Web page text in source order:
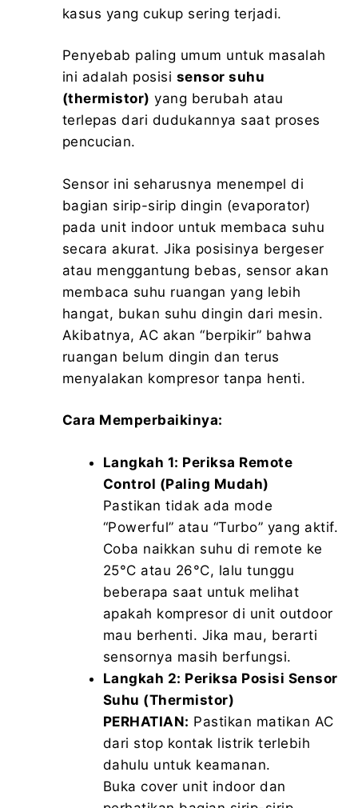
kasus yang cukup sering terjadi.
Penyebab paling umum untuk masalah
ini adalah posisi sensor suhu
(thermistor) yang berubah atau
terlepas dari dudukannya saat proses
pencucian.
Sensor ini seharusnya menempel di
bagian sirip-sirip dingin (evaporator)
pada unit indoor untuk membaca suhu
secara akurat. Jika posisinya bergeser
atau menggantung bebas, sensor akan
membaca suhu ruangan yang lebih
hangat, bukan suhu dingin dari mesin.
Akibatnya, AC akan “berpikir” bahwa
ruangan belum dingin dan terus
menyalakan kompresor tanpa henti.
Cara Memperbaikinya:
Langkah 1: Periksa Remote
Control (Paling Mudah)
Pastikan tidak ada mode
“Powerful” atau “Turbo” yang aktif.
Coba naikkan suhu di remote ke
25°C atau 26°C, lalu tunggu
beberapa saat untuk melihat
apakah kompresor di unit outdoor
mau berhenti. Jika mau, berarti
sensornya masih berfungsi.
Langkah 2: Periksa Posisi Sensor
Suhu (Thermistor)
PERHATIAN: Pastikan matikan AC
dari stop kontak listrik terlebih
dahulu untuk keamanan.
Buka cover unit indoor dan